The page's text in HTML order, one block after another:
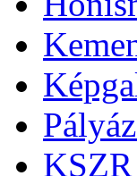
KSZR